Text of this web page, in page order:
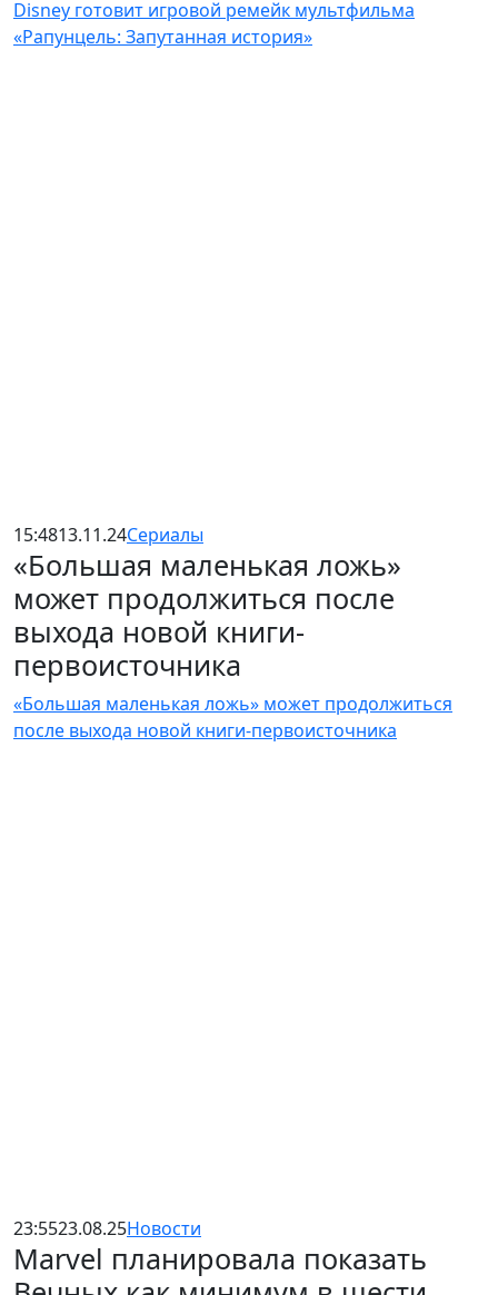
Disney готовит игровой ремейк мультфильма
«Рапунцель: Запутанная история»
15:4813.11.24Сериалы
«Большая маленькая ложь»
может продолжиться после
выхода новой книги-
первоисточника
«Большая маленькая ложь» может продолжиться
после выхода новой книги-первоисточника
23:5523.08.25Новости
Marvel планировала показать